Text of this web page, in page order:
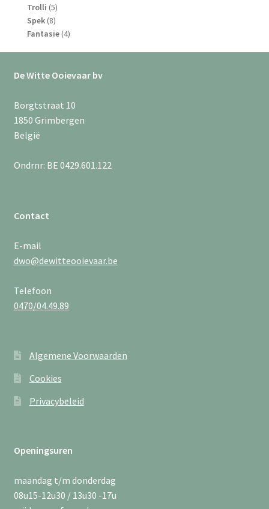
Trolli 55
producten
Spek 88
producten
Fantasie 44
De Witte Ooievaar bv
Borgtstraat 10
1850 Grimbergen
België
Ondrnr: BE 0429.601.122
Contact
E-mail
dwo@dewitteooievaar.be
Telefoon
0470/04.49.89
Algemene Voorwaarden
Cookies
Privacybeleid
Openingsuren
maandag t/m donderdag
08u15-12u30 / 13u30 -17u